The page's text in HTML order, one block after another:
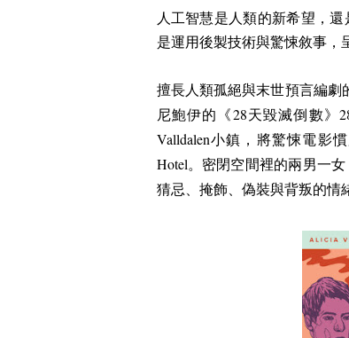
人工智慧是人類的新希望，
是運用後製技術與驚悚敘事，
擅長人類孤絕與末世預言編劇
尼鮑伊的《28天毀滅倒數》
Valldalen小鎮 ，將驚悚電影
Hotel。密閉空間裡的兩男一
猜忌、掩飾、偽裝與背叛的情